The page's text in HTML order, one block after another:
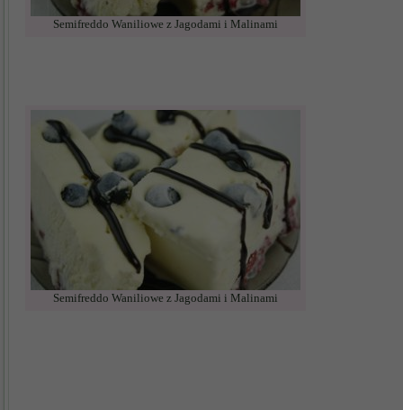
Semifreddo Waniliowe z Jagodami i Malinami
Semifreddo Waniliowe z Jagodami i Malinami